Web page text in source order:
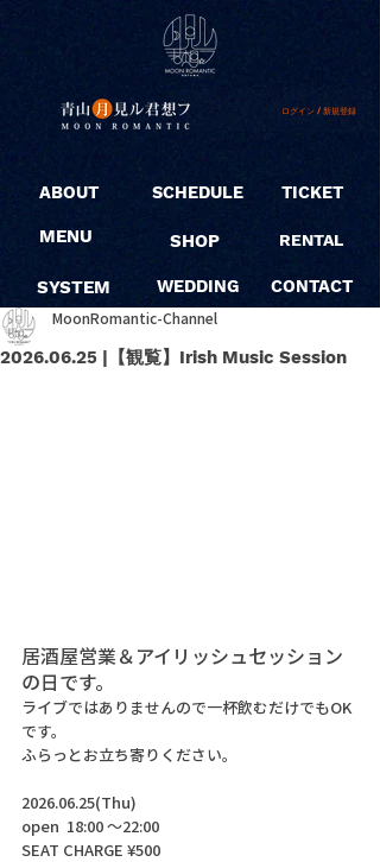
ログイン / 新規登録
ABOUT
MENU
SYSTEM
SCHEDULE
SHOP
WEDDING
TICKET
RENTAL
CONTACT
2026.06.25 |【観覧】Irish Music Session
MoonRomantic-Channel
居酒屋営業＆アイリッシュセッション
の日です。
ライブではありませんので一杯飲むだけでもOK
です。
ふらっとお立ち寄りください。
2026.06.25(Thu)
open  18:00 〜22:00
SEAT CHARGE ¥500